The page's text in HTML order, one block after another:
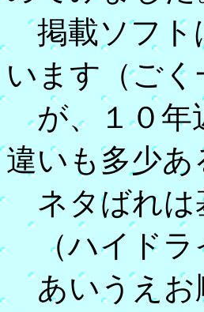
掲載ソフト
います（ご
が、１０年
違いも多少
ネタばれは
（ハイドラ
あいうえお